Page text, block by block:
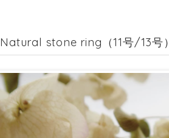
Natural stone ring（11号/13号）